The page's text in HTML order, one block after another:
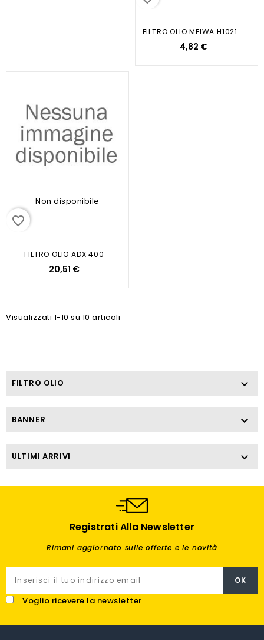
FILTRO OLIO MEIWA H1021...
4,82 €
Non disponibile
favorite_border
FILTRO OLIO ADX 400
20,51 €
Visualizzati 1-10 su 10 articoli
FILTRO OLIO 
BANNER 
ULTIMI ARRIVI 
Registrati Alla Newsletter
Rimani aggiornato sulle offerte e le novità
Voglio ricevere la newsletter